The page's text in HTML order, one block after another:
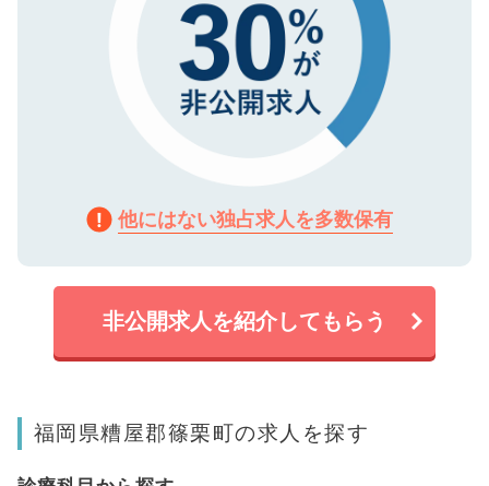
他にはない独占求人を多数保有
非公開求人を紹介してもらう
福岡県糟屋郡篠栗町の求人を探す